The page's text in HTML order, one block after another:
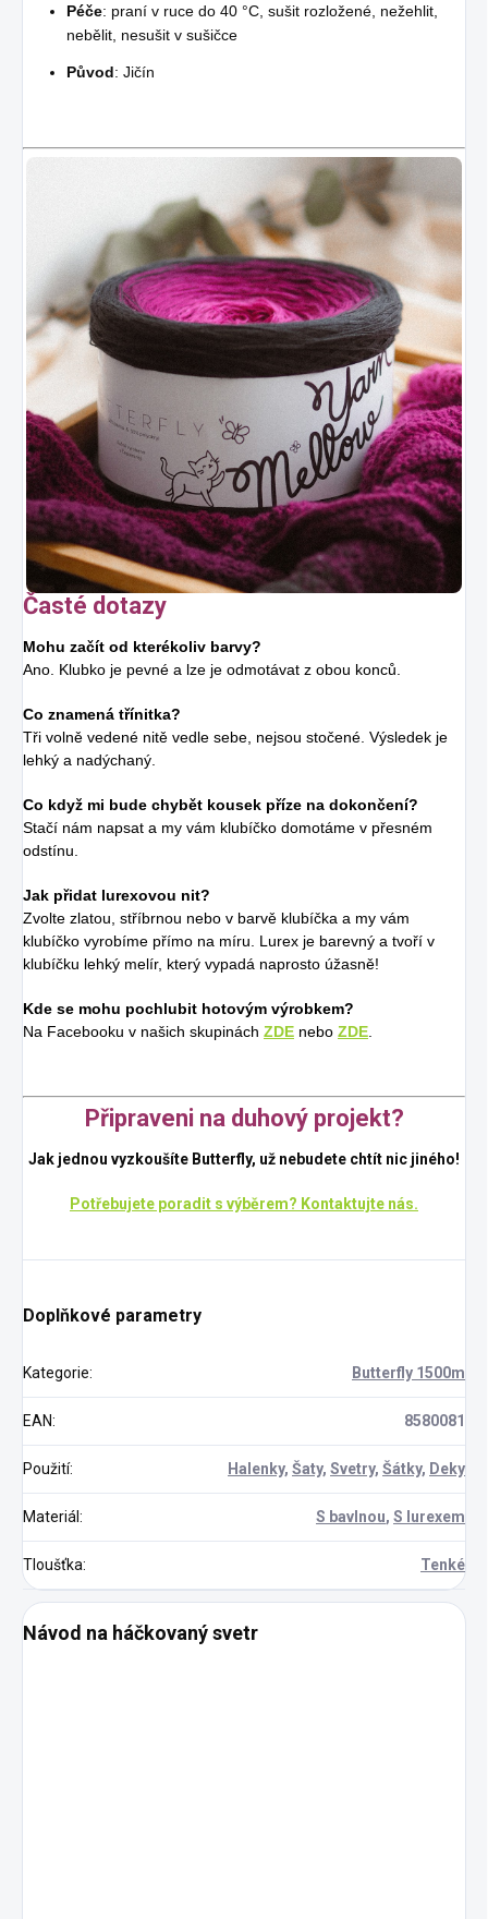
Péče: praní v ruce do 40 °C, sušit rozložené, nežehlit,
nebělit, nesušit v sušičce
Původ: Jičín
Časté dotazy
Mohu začít od kterékoliv barvy?
Ano. Klubko je pevné a lze je odmotávat z obou konců.
Co znamená třínitka?
Tři volně vedené nitě vedle sebe, nejsou stočené. Výsledek je
lehký a nadýchaný.
Co když mi bude chybět kousek příze na dokončení?
Stačí nám napsat a my vám klubíčko domotáme v přesném
odstínu.
Jak přidat lurexovou nit?
Zvolte zlatou, stříbrnou nebo v barvě klubíčka a my vám
klubíčko vyrobíme přímo na míru. Lurex je barevný a tvoří v
klubíčku lehký melír, který vypadá naprosto úžasně!
Kde se mohu pochlubit hotovým výrobkem?
Na Facebooku v našich skupinách ZDE nebo ZDE
Připraveni na duhový projekt?
Jak jednou vyzkoušíte Butterfly, už nebudete chtít nic jiného!
Potřebujete poradit s výběrem? Kontaktujte nás.
Doplňkové parametry
Kategorie: Butterfly 1500m
EAN: 8580081
Použití: Halenky, Šaty, Svetry, Šátky, Deky
Materiál : S bavlnou, S lurexem
Tloušťka: Tenké
Návod na háčkovaný svetr